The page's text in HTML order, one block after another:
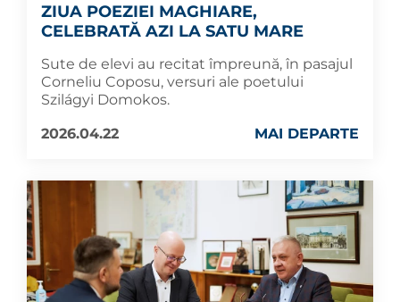
ZIUA POEZIEI MAGHIARE,
CELEBRATĂ AZI LA SATU MARE
Sute de elevi au recitat împreună, în pasajul
Corneliu Coposu, versuri ale poetului
Szilágyi Domokos.
2026.04.22
MAI DEPARTE